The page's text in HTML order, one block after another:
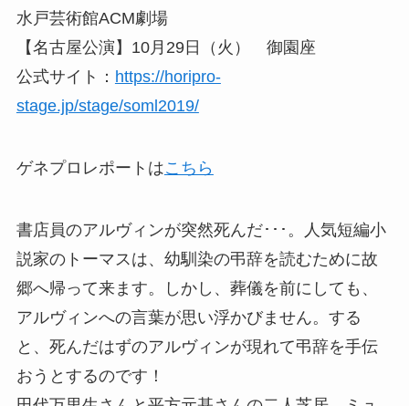
水戸芸術館ACM劇場
【名古屋公演】10月29日（火） 御園座
公式サイト： https://horipro-
stage.jp/stage/soml2019/
ゲネプロレポートはこちら
書店員のアルヴィンが突然死んだ･･･。人気短編小
説家のトーマスは、幼馴染の弔辞を読むために故
郷へ帰って来ます。しかし、葬儀を前にしても、
アルヴィンへの言葉が思い浮かびません。する
と、死んだはずのアルヴィンが現れて弔辞を手伝
おうとするのです！